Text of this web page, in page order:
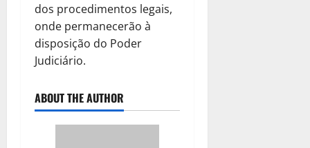
dos procedimentos legais,
onde permanecerão à
disposição do Poder
Judiciário.
ABOUT THE AUTHOR